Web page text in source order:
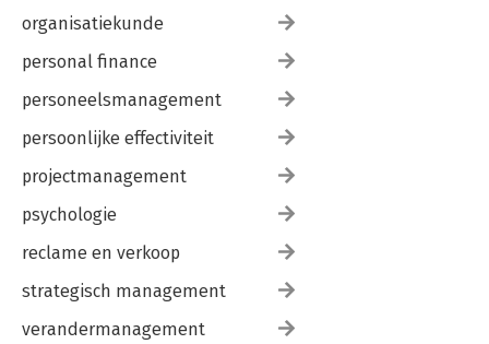
organisatiekunde
personal finance
personeelsmanagement
persoonlijke effectiviteit
projectmanagement
psychologie
reclame en verkoop
strategisch management
verandermanagement